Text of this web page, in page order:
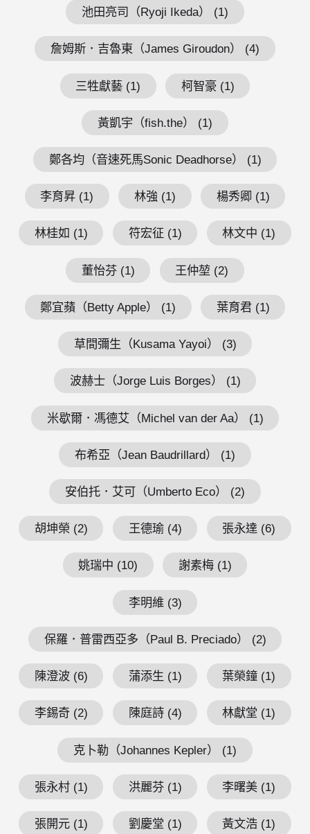
池田亮司（Ryoji Ikeda） (1)
詹姆斯．吉魯東（James Giroudon） (4)
三牲獻藝 (1) 柯智豪 (1)
黃凱宇（fish.the） (1)
鄭各均（音速死馬Sonic Deadhorse） (1)
李育昇 (1) 林強 (1) 楊秀卿 (1)
林桂如 (1) 符宏征 (1) 林文中 (1)
董怡芬 (1) 王仲堃 (2)
鄭宜蘋（Betty Apple） (1) 葉育君 (1)
草間彌生（Kusama Yayoi） (3)
波赫士（Jorge Luis Borges） (1)
米歇爾．馮德艾（Michel van der Aa） (1)
布希亞（Jean Baudrillard） (1)
安伯托．艾可（Umberto Eco） (2)
胡坤榮 (2) 王德瑜 (4) 張永達 (6)
姚瑞中 (10) 謝素梅 (1)
李明維 (3)
保羅．普雷西亞多（Paul B. Preciado） (2)
陳澄波 (6) 蒲添生 (1) 葉榮鐘 (1)
李錫奇 (2) 陳庭詩 (4) 林獻堂 (1)
克卜勒（Johannes Kepler） (1)
張永村 (1) 洪麗芬 (1) 李曙美 (1)
張開元 (1) 劉慶堂 (1) 黃文浩 (1)